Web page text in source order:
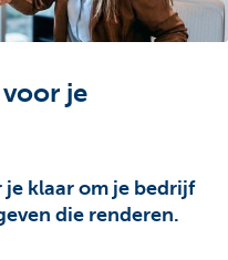
je
klaar om je bedrijf
die renderen.